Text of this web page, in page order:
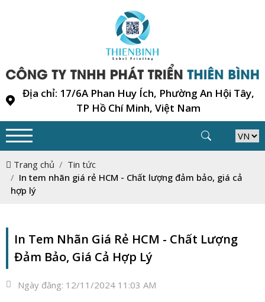
Địa chỉ: 17/6A Phan Huy Ích, Phường An Hội Tây,
TP Hồ Chí Minh, Việt Nam
Trang chủ
Tin tức
In tem nhãn giá rẻ HCM - Chất lượng đảm bảo, giá cả
hợp lý
In Tem Nhãn Giá Rẻ HCM - Chất Lượng
Đảm Bảo, Giá Cả Hợp Lý
Ngày đăng: 12/11/2024 11:03 AM